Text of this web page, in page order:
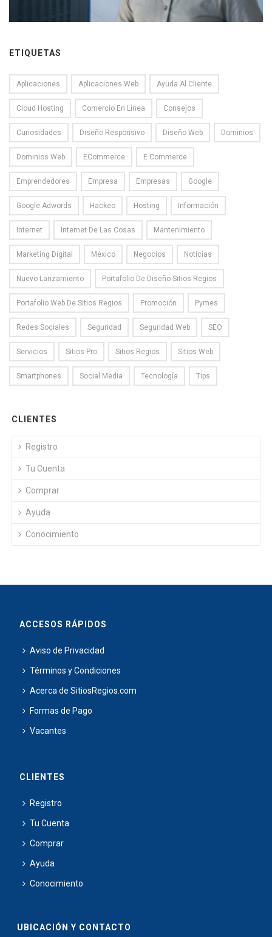
ETIQUETAS
Aplicaciones Aplicaciones Web Ayuda Al Cliente
Cloud Hosting Comercio En Línea Consejos
Curiosidades Diseño Responsivo Diseño Web Dominios
Dominios Web ECommerce E Commerce
Emprendedores Empresa Empresas Google
Google Adwords Hackeo Hosting Información
Internet Internet De Las Cosas Mantenimiento
Marketing Digital México Negocios Noticias
Nuevo Lanzamiento Portafolio De Diseño Sitios Regios
Portafolio Web De Sitios Regios Promoción Pymes
Redes Sociales Seguridad Seguridad Web SEO
Servicios Sitios Pro Sitios Regios Sitios Web
Smartphones Social Media Tecnología Tips
CLIENTES
Registro
Tu Cuenta
Comprar
Ayuda
Conocimiento
ACCESOS RÁPIDOS
Aviso de Privacidad
Términos y Condiciones
Acerca de SitiosRegios.com
Formas de Pago
Vacantes
CLIENTES
Registro
Tu Cuenta
Comprar
Ayuda
Conocimiento
UBICACIÓN Y CONTACTO